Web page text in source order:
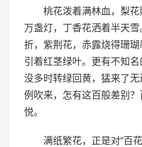
桃花泼着满林血，梨
万盏灯，丁香花洒着半天
折，紫荆花，赤露烧得珊
引着红茎绿叶。更有不知名
没多时转绿回黄，猛来了
例吹来，怎有这百般差别
悦。
满纸繁花，正是对“百